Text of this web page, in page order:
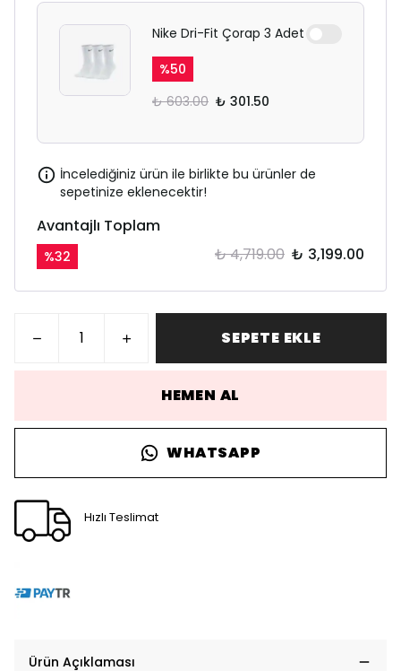
Nike Dri-Fit Çorap 3 Adet
%50
₺ 603.00 ₺ 301.50
İncelediğiniz ürün ile birlikte bu ürünler de
sepetinize eklenecektir!
Avantajlı Toplam
%32 ₺ 4,719.00 ₺ 3,199.00
SEPETE EKLE
HEMEN AL
WHATSAPP
Hızlı Teslimat
Ürün Açıklaması